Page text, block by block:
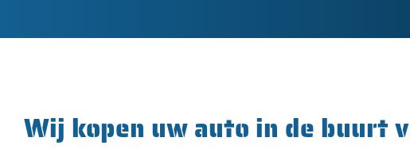
Wij kopen uw auto in de buurt